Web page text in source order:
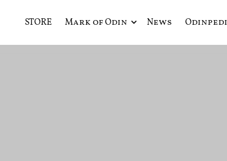
La Marca de Odín
La saga literaria transmedia que fusiona actualidad
STORE Mark of Odin News